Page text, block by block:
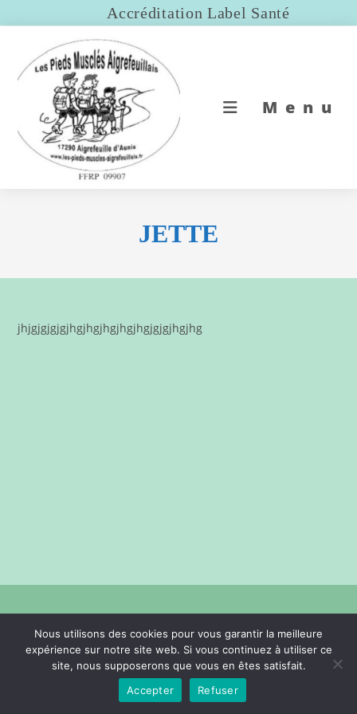
to
Accréditation Label Santé
Menu
JETTE
jhjgjgjgjgjhgjhgjhgjhgjhgjgjgjhgjhg
Copyright - WordPress Theme by OceanWP
Nous utilisons des cookies pour vous garantir la meilleure
expérience sur notre site web. Si vous continuez à utiliser ce
site, nous supposerons que vous en êtes satisfait.
Accepter
Refuser